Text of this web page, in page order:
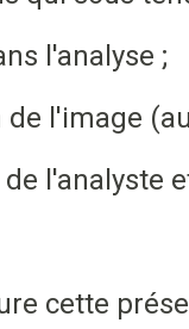
l'analyse ;
de l'image
de l'analyste
cette